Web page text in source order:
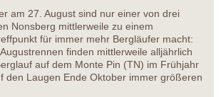
am 27. August sind nur einer von drei
Nonsberg mittlerweile zu einem
für immer mehr Bergläufer macht:
finden mittlerweile alljährlich
auf dem Monte Pin (TN) im Frühjahr
den Laugen Ende Oktober immer größeren